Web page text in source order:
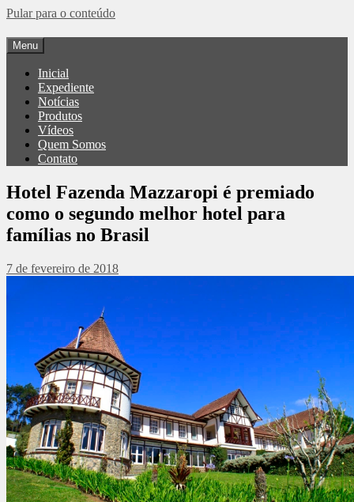
Pular para o conteúdo
Menu
Inicial
Expediente
Notícias
Produtos
Vídeos
Quem Somos
Contato
Hotel Fazenda Mazzaropi é premiado
como o segundo melhor hotel para
famílias no Brasil
7 de fevereiro de 2018